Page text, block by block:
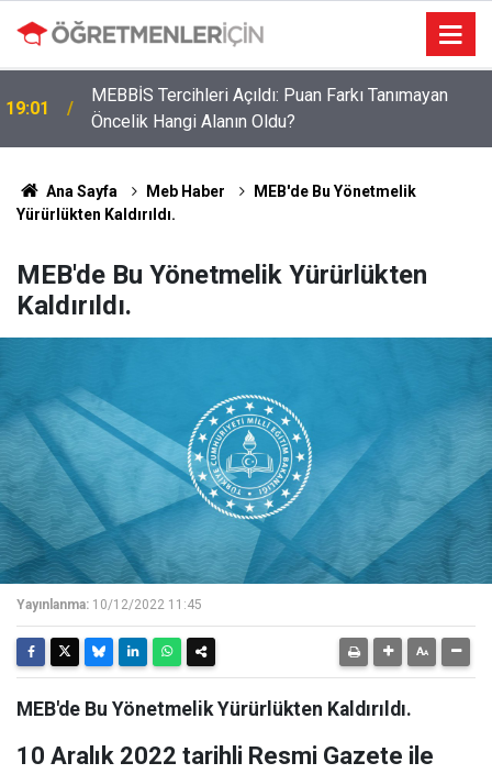
19:01
MEBBİS Tercihleri Açıldı: Puan Farkı Tanımayan
Öncelik Hangi Alanın Oldu?
Ana Sayfa Meb Haber
MEB'de Bu Yönetmelik
Yürürlükten Kaldırıldı.
MEB'de Bu Yönetmelik Yürürlükten
Kaldırıldı.
Yayınlanma: 10/12/2022 11:45
MEB'de Bu Yönetmelik Yürürlükten Kaldırıldı.
10 Aralık 2022 tarihli Resmi Gazete ile